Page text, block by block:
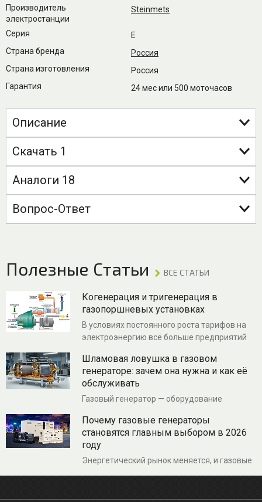
Производитель
электростанции
Steinmets
Серия
E
Страна бренда
Россия
Страна изготовления
Россия
Гарантия
24 мес или 500 моточасов
Описание
Скачать 1
Аналоги 18
Вопрос-Ответ
Полезные Статьи ВСЕ СТАТЬИ
Когенерация и тригенерация в
газопоршневых установках
В условиях постоянного роста тарифов на
электроэнергию всё больше предприятий
Когенерация — это технология, которая
позволяет из одного и того же топлива
получать и электричество, и тепло.
Разбираемся, как это работает и кто
Шламовая ловушка в газовом
генераторе: зачем она нужна и как её
обслуживать
Газовый генератор — оборудование
многом зависит от качества топлива,
поступающего в двигатель. Один из
ключевых элементов системы подготовки
газа, который часто недооценивают, — это
без него ресурс генератора может
Почему газовые генераторы
становятся главным выбором в 2026
году
Энергетический рынок меняется, и газовые
обеспечения электроэнергией частных